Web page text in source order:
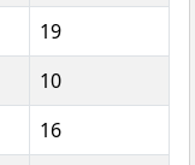
19
10
16